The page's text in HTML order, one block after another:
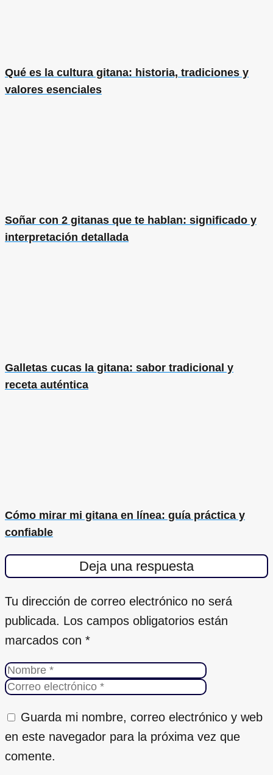
Qué es la cultura gitana: historia, tradiciones y
valores esenciales
Soñar con 2 gitanas que te hablan: significado y
interpretación detallada
Galletas cucas la gitana: sabor tradicional y
receta auténtica
Cómo mirar mi gitana en línea: guía práctica y
confiable
Deja una respuesta
Tu dirección de correo electrónico no será
publicada. Los campos obligatorios están
marcados con *
Guarda mi nombre, correo electrónico y web
en este navegador para la próxima vez que
comente.